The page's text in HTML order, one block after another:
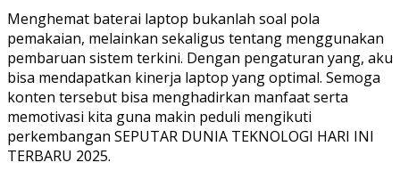
Menghemat baterai laptop bukanlah soal pola
pemakaian, melainkan sekaligus tentang menggunakan
pembaruan sistem terkini. Dengan pengaturan yang, aku
bisa mendapatkan kinerja laptop yang optimal. Semoga
konten tersebut bisa menghadirkan manfaat serta
memotivasi kita guna makin peduli mengikuti
perkembangan SEPUTAR DUNIA TEKNOLOGI HARI INI
TERBARU 2025.